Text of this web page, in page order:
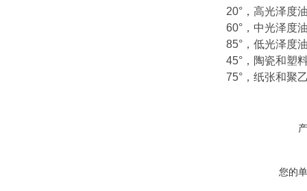
20°，高光泽度
60°，中光泽度
85°，低光泽度
45°，陶瓷和塑
75°，纸张和聚
您的